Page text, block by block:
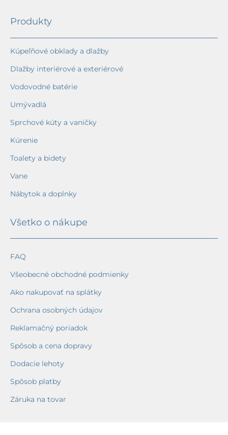
Produkty
Kúpeľňové obklady a dlažby
Dlažby interiérové a exteriérové
Vodovodné batérie
Umývadlá
Sprchové kúty a vaničky
Kúrenie
Toalety a bidety
Vane
Nábytok a doplnky
Všetko o nákupe
FAQ
Všeobecné obchodné podmienky
Ako nakupovať na splátky
Ochrana osobných údajov
Reklamačný poriadok
Spôsob a cena dopravy
Dodacie lehoty
Spôsob platby
Záruka na tovar